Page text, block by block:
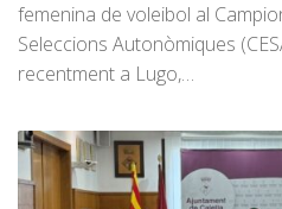
femenina de voleibol al
Seleccions Autonòmiques
recentment a Lugo,…